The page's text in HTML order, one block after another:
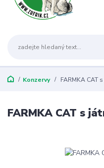
Konzervy FARMKA CAT
FARMKA CAT s